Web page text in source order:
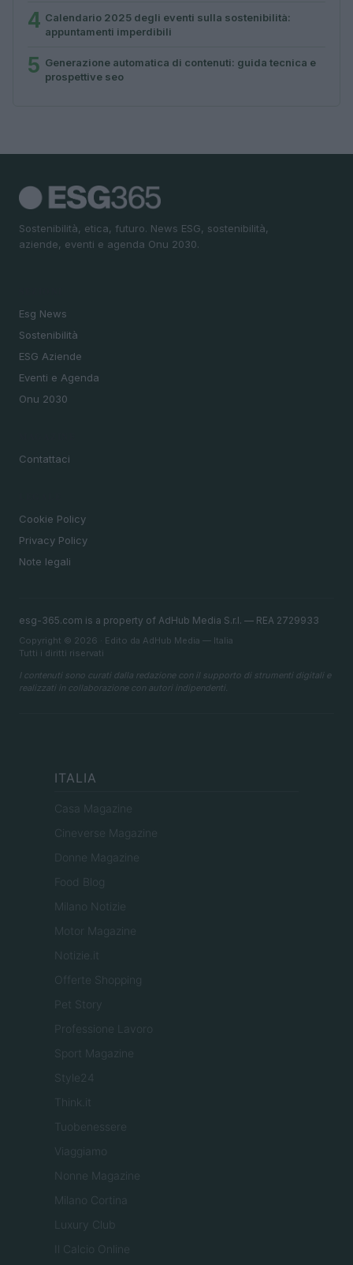
4 Calendario 2025 degli eventi sulla sostenibilità:
appuntamenti imperdibili
5 Generazione automatica di contenuti: guida tecnica e
prospettive seo
Sostenibilità, etica, futuro. News ESG, sostenibilità,
aziende, eventi e agenda Onu 2030.
Esg News
Sostenibilità
ESG Aziende
Eventi e Agenda
Onu 2030
Contattaci
Cookie Policy
Privacy Policy
Note legali
esg-365.com is a property of AdHub Media S.r.l. — REA 2729933
Copyright © 2026 · Edito da AdHub Media — Italia
Tutti i diritti riservati
I contenuti sono curati dalla redazione con il supporto di strumenti digitali e
realizzati in collaborazione con autori indipendenti.
ITALIA
Casa Magazine
Cineverse Magazine
Donne Magazine
Food Blog
Milano Notizie
Motor Magazine
Notizie.it
Offerte Shopping
Pet Story
Professione Lavoro
Sport Magazine
Style24
Think.it
Tuobenessere
Viaggiamo
Nonne Magazine
Milano Cortina
Luxury Club
Il Calcio Online